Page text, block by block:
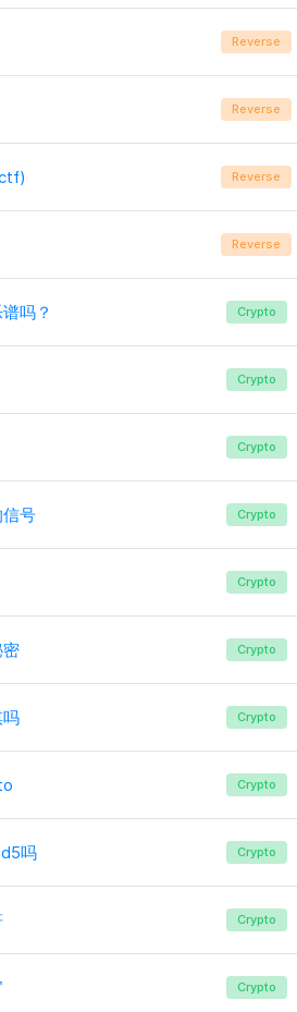
Reverse
Reverse
Reverse
Reverse
吗？ Crypto
Crypto
Crypto
号 Crypto
Crypto
Crypto
Crypto
Crypto
吗 Crypto
Crypto
Crypto